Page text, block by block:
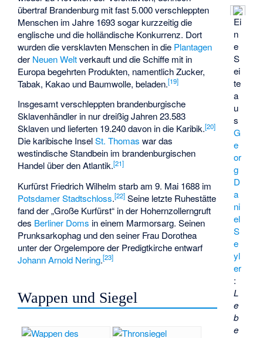
Ei
n
e
S
ei
te
a
u
s
G
e
or
g
D
a
ni
el
S
e
yl
er
:
L
e
b
e
übertraf Brandenburg mit fast 5.000 verschleppten
Menschen im Jahre 1693 sogar kurzzeitig die
englische und die holländische Konkurrenz. Dort
wurden die versklavten Menschen in die Plantagen
der Neuen Weltverkauft und die Schiffe mit in
Europa begehrten Produkten, namentlich Zucker,
Tabak, Kakao und Baumwolle, beladen.[19]
Insgesamt verschleppten brandenburgische
Sklavenhändler in nur dreißig Jahren 23.583
Sklaven und lieferten 19.240 davon in die Karibik.[20]
Die karibische InselSt. Thomas war das
westindische Standbein im brandenburgischen
Handel über den Atlantik.[21]
Kurfürst Friedrich Wilhelm starb am 9. Mai 1688 im
Potsdamer Stadtschloss.[22] Seine letzte Ruhestätte
fand der „Große Kurfürst“ in der Hohernzollerngruft
des Berliner Doms in einem Marmorsarg. Seinen
Prunksarkophag und den seiner Frau Dorothea
unter der Orgelempore der Predigtkirche entwarf
Johann Arnold Nering.[23]
Wappen und Siegel